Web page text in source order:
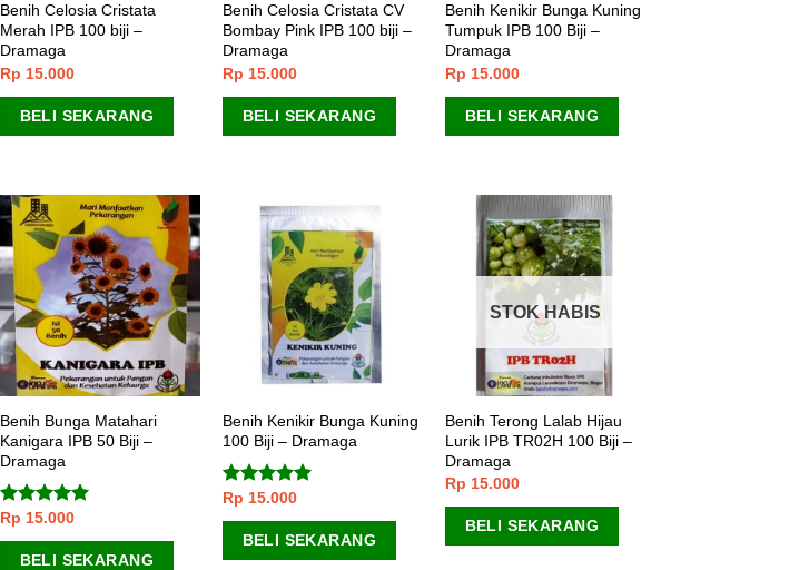
Benih Celosia Cristata
Merah IPB 100 biji –
Dramaga
Rp 15.000
BELI SEKARANG
Benih Celosia Cristata CV
Bombay Pink IPB 100 biji –
Dramaga
Rp 15.000
BELI SEKARANG
Benih Kenikir Bunga Kuning
Tumpuk IPB 100 Biji –
Dramaga
Rp 15.000
BELI SEKARANG
Benih Bunga Matahari
Kanigara IPB 50 Biji –
Dramaga
Dinilai5.00
Rp 15.000
BELI SEKARANG
Benih Kenikir Bunga Kuning
100 Biji – Dramaga
Dinilai5.00
Rp 15.000
BELI SEKARANG
STOK HABIS
Benih Terong Lalab Hijau
Lurik IPB TR02H 100 Biji –
Dramaga
Rp 15.000
BELI SEKARANG